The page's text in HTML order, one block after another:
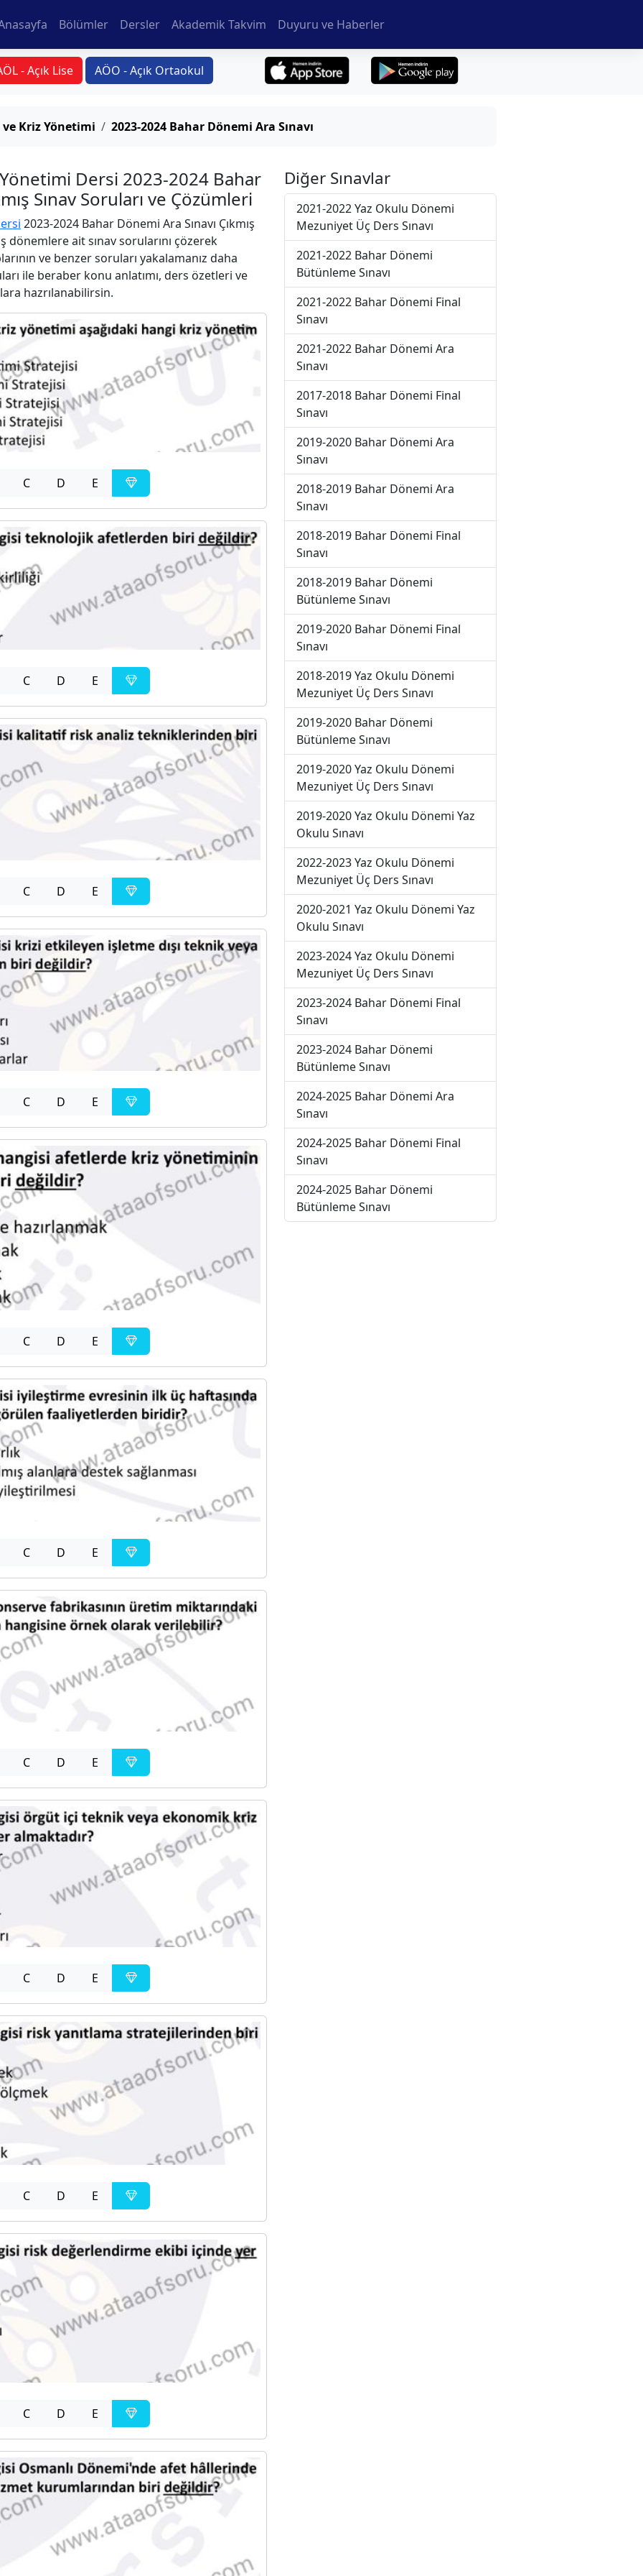
Bölümler Dersler Akademik Takvim Duyuru ve Haberler
- Açık Lise AÖO - Açık Ortaokul
Kriz Yönetimi 2023-2024 Bahar Dönemi Ara Sınavı
Dersi 2023-2024 Bahar
Sınav Soruları ve Çözümleri
2023-2024 Bahar Dönemi Ara Sınavı Çıkmış
dönemlere ait sınav sorularını çözerek
ve benzer soruları yakalamanız daha
ile beraber konu anlatımı, ders özetleri ve
hazrılanabilirsin.
C D E
C D E
C D E
C D E
C D E
C D E
C D E
C D E
C D E
C D E
Diğer Sınavlar
2021-2022 Yaz Okulu Dönemi
Mezuniyet Üç Ders Sınavı
2021-2022 Bahar Dönemi
Bütünleme Sınavı
2021-2022 Bahar Dönemi Final
Sınavı
2021-2022 Bahar Dönemi Ara
Sınavı
2017-2018 Bahar Dönemi Final
Sınavı
2019-2020 Bahar Dönemi Ara
Sınavı
2018-2019 Bahar Dönemi Ara
Sınavı
2018-2019 Bahar Dönemi Final
Sınavı
2018-2019 Bahar Dönemi
Bütünleme Sınavı
2019-2020 Bahar Dönemi Final
Sınavı
2018-2019 Yaz Okulu Dönemi
Mezuniyet Üç Ders Sınavı
2019-2020 Bahar Dönemi
Bütünleme Sınavı
2019-2020 Yaz Okulu Dönemi
Mezuniyet Üç Ders Sınavı
2019-2020 Yaz Okulu Dönemi Yaz
Okulu Sınavı
2022-2023 Yaz Okulu Dönemi
Mezuniyet Üç Ders Sınavı
2020-2021 Yaz Okulu Dönemi Yaz
Okulu Sınavı
2023-2024 Yaz Okulu Dönemi
Mezuniyet Üç Ders Sınavı
2023-2024 Bahar Dönemi Final
Sınavı
2023-2024 Bahar Dönemi
Bütünleme Sınavı
2024-2025 Bahar Dönemi Ara
Sınavı
2024-2025 Bahar Dönemi Final
Sınavı
2024-2025 Bahar Dönemi
Bütünleme Sınavı